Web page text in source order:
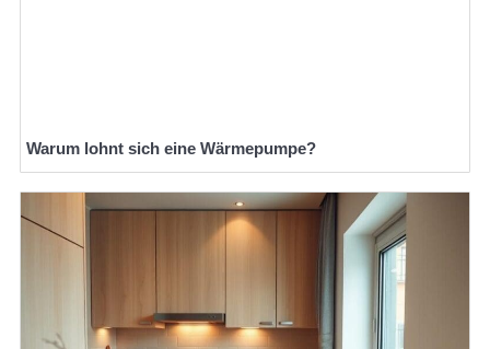
Warum lohnt sich eine Wärmepumpe?